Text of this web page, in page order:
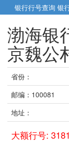
银行行号查询 银
渤海银
京魏公
省份：
邮编：100081
地址：
大额行号: